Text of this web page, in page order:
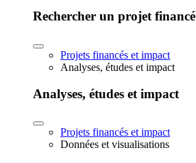
Rechercher un projet financé
Projets financés et impact
Analyses, études et impact
Analyses, études et impact
Projets financés et impact
Données et visualisations